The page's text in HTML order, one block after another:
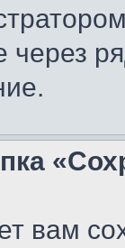
через
вам